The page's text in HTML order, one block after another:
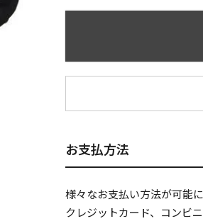
お支払方法
様々なお支払い方法が可能
クレジットカード、コンビ